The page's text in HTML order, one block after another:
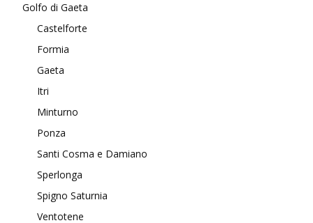
Golfo di Gaeta
Castelforte
Formia
Gaeta
Itri
Minturno
Ponza
Santi Cosma e Damiano
Sperlonga
Spigno Saturnia
Ventotene